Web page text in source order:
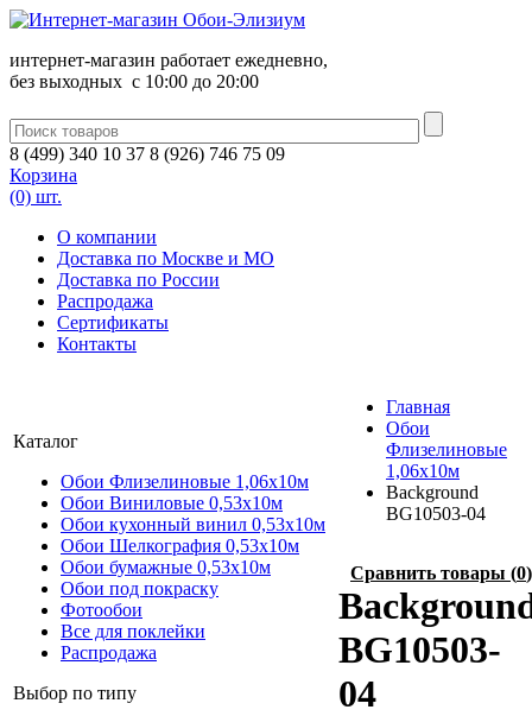
интернет-магазин работает ежедневно,
без выходных c 10:00 до 20:00
8 (499) 340 10 37 8 (926) 746 75 09
Корзина
(0) шт.
О компании
Доставка по Москве и МО
Доставка по России
Распродажа
Сертификаты
Контакты
Каталог
Обои Флизелиновые 1,06х10м
Обои Виниловые 0,53х10м
Обои кухонный винил 0,53х10м
Обои Шелкография 0,53x10м
Обои бумажные 0,53х10м
Обои под покраску
Фотообои
Все для поклейки
Распродажа
Выбор по типу
Главная
Обои
Флизелиновые
1,06х10м
Background
BG10503-04
Сравнить товары (0)
BG10503-
04